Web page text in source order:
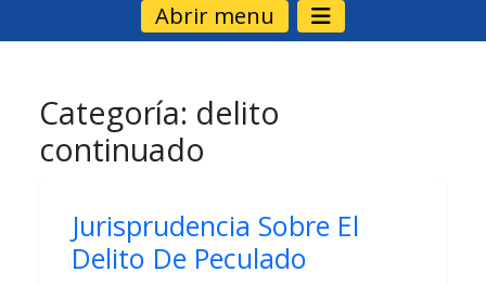
Abrir menu
Categoría: delito
continuado
Jurisprudencia Sobre El
Delito De Peculado